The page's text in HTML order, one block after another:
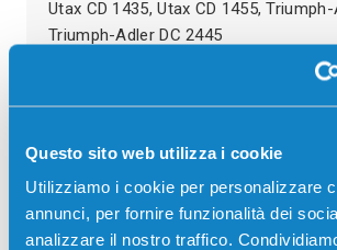
Questo sito web utilizza i cookie
Utilizziamo i cookie per personalizzare
annunci, per fornire funzionalità dei
analizzare il nostro traffico.
Utax CD 1435, Utax CD 1455,
Triumph-Adler DC 2445
Recensioni